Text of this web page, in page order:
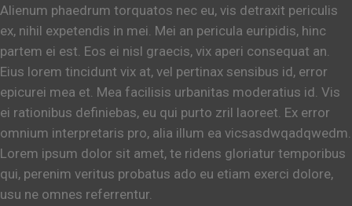
Alienum phaedrum torquatos nec eu, vis detraxit periculis
ex, nihil expetendis in mei. Mei an pericula euripidis, hinc
partem ei est. Eos ei nisl graecis, vix aperi consequat an.
Eius lorem tincidunt vix at, vel pertinax sensibus id, error
epicurei mea et. Mea facilisis urbanitas moderatius id. Vis
ei rationibus definiebas, eu qui purto zril laoreet. Ex error
omnium interpretaris pro, alia illum ea vicsasdwqadqwedm.
Lorem ipsum dolor sit amet, te ridens gloriatur temporibus
qui, perenim veritus probatus ado eu etiam exerci dolore,
usu ne omnes referrentur.